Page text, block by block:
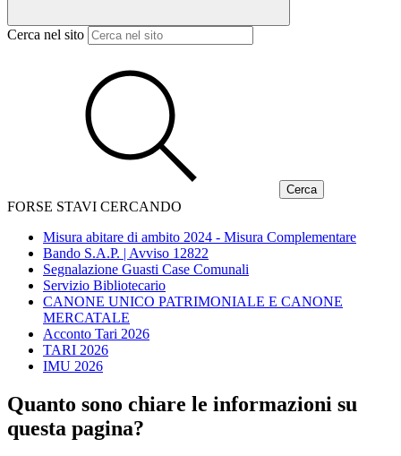
Cerca nel sito
FORSE STAVI CERCANDO
Misura abitare di ambito 2024 - Misura Complementare
Bando S.A.P. | Avviso 12822
Segnalazione Guasti Case Comunali
Servizio Bibliotecario
CANONE UNICO PATRIMONIALE E CANONE
MERCATALE
Acconto Tari 2026
TARI 2026
IMU 2026
Quanto sono chiare le informazioni su
questa pagina?